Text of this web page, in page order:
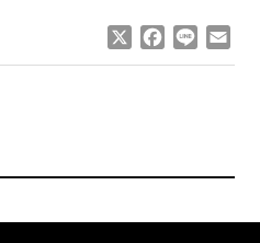
Facebook
Line